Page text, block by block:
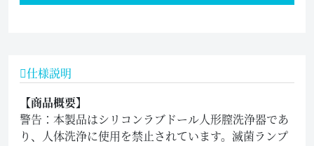
仕様説明
【商品概要】
警告：本製品はシリコンラブドール人形膣洗浄器であ
り、人体洗浄に使用を禁止されています。滅菌ランプ